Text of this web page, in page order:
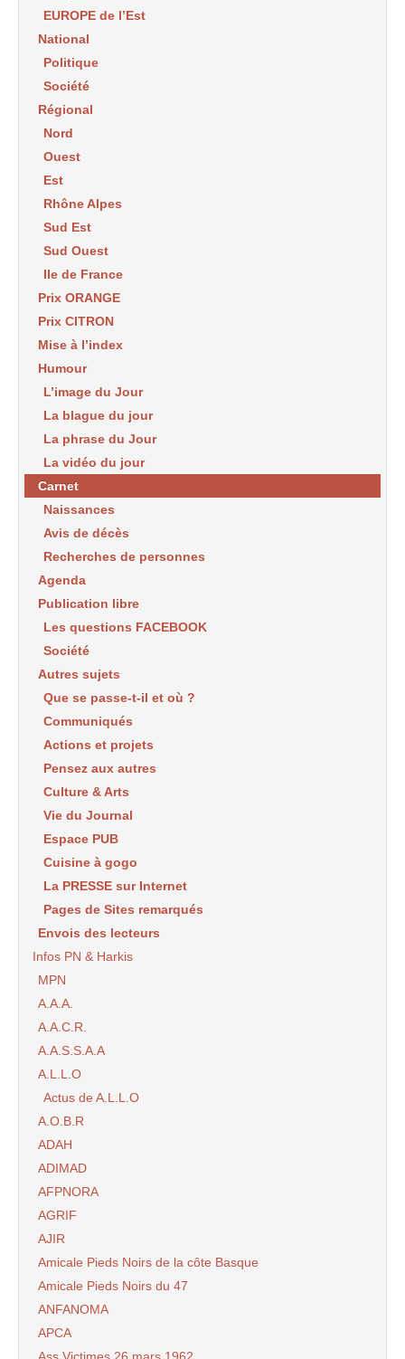
EUROPE de l’Est
National
Politique
Société
Régional
Nord
Ouest
Est
Rhône Alpes
Sud Est
Sud Ouest
Ile de France
Prix ORANGE
Prix CITRON
Mise à l’index
Humour
L’image du Jour
La blague du jour
La phrase du Jour
La vidéo du jour
Carnet
Naissances
Avis de décès
Recherches de personnes
Agenda
Publication libre
Les questions FACEBOOK
Société
Autres sujets
Que se passe-t-il et où ?
Communiqués
Actions et projets
Pensez aux autres
Culture & Arts
Vie du Journal
Espace PUB
Cuisine à gogo
La PRESSE sur Internet
Pages de Sites remarqués
Envois des lecteurs
Infos PN & Harkis
MPN
A.A.A.
A.A.C.R.
A.A.S.S.A.A
A.L.L.O
Actus de A.L.L.O
A.O.B.R
ADAH
ADIMAD
AFPNORA
AGRIF
AJIR
Amicale Pieds Noirs de la côte Basque
Amicale Pieds Noirs du 47
ANFANOMA
APCA
Ass Victimes 26 mars 1962